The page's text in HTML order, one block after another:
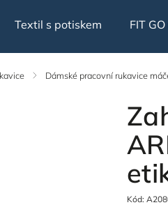
Textil s potiskem FIT
/ Dámské pracovní rukavice
Kód: